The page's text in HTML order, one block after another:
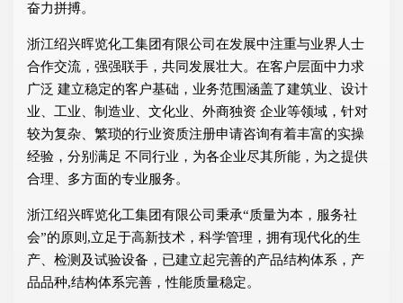
奋力拼搏。
浙江绍兴晖览化工集团有限公司在发展中注重与业界人士
合作交流，强强联手，共同发展壮大。在客户层面中力求
广泛 建立稳定的客户基础，业务范围涵盖了建筑业、设计
业、工业、制造业、文化业、外商独资 企业等领域，针对
较为复杂、繁琐的行业资质注册申请咨询有着丰富的实操
经验，分别满足 不同行业，为各企业尽其所能，为之提供
合理、多方面的专业服务。
浙江绍兴晖览化工集团有限公司秉承“质量为本，服务社
会”的原则,立足于高新技术，科学管理，拥有现代化的生
产、检测及试验设备，已建立起完善的产品结构体系，产
品品种,结构体系完善，性能质量稳定。